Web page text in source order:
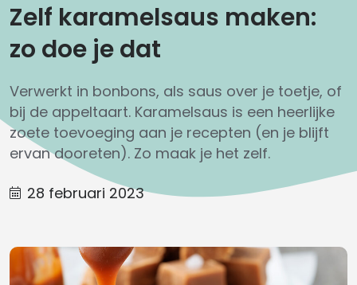
Zelf karamelsaus maken:
zo doe je dat
Verwerkt in bonbons, als saus over je toetje, of
bij de appeltaart. Karamelsaus is een heerlijke
zoete toevoeging aan je recepten (en je blijft
ervan dooreten). Zo maak je het zelf.
28 februari 2023